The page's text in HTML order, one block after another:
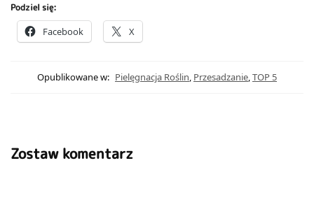
Podziel się:
Facebook X
Opublikowane w: Pielęgnacja Roślin, Przesadzanie,TOP 5
Zostaw komentarz